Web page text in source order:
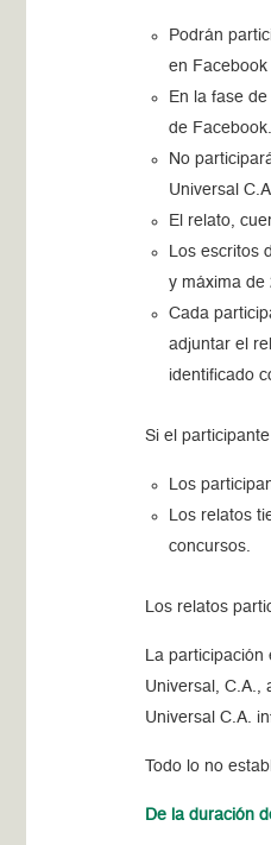
Podrán
en Facebook
En la fase
de Facebook.
No
Universal C.A.
El relato,
Los
y máxima de
Cada
adjuntar el
identificado
Si el
Los
Los relatos
concursos.
Los relatos
La
Universal, C.A.,
Universal C.A.
Todo lo no
De la duración